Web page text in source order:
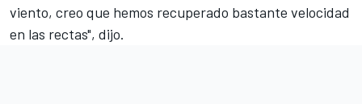
viento, creo que hemos recuperado bastante velocidad
en las rectas", dijo.